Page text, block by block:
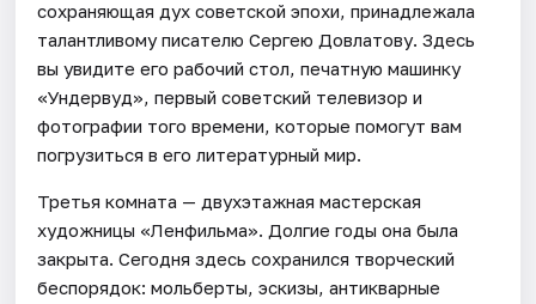
сохраняющая дух советской эпохи, принадлежала
талантливому писателю Сергею Довлатову. Здесь
вы увидите его рабочий стол, печатную машинку
«Ундервуд», первый советский телевизор и
фотографии того времени, которые помогут вам
погрузиться в его литературный мир.
Третья комната — двухэтажная мастерская
художницы «Ленфильма». Долгие годы она была
закрыта. Сегодня здесь сохранился творческий
беспорядок: мольберты, эскизы, антикварные